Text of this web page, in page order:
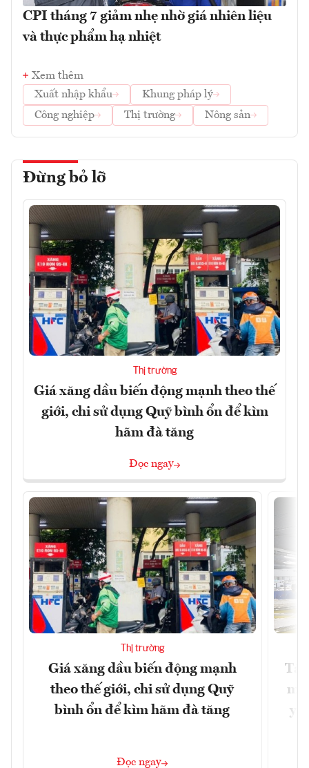
CPI tháng 7 giảm nhẹ nhờ giá nhiên liệu
và thực phẩm hạ nhiệt
Xem thêm
Xuất nhập khẩu
Khung pháp lý
Công nghiệp
Thị trường Nông sản
Đừng bỏ lỡ
Thị trường
Giá xăng dầu biến động mạnh theo thế
giới, chi sử dụng Quỹ bình ổn để kìm
hãm đà tăng
Đọc ngay
Thị trường
Giá xăng dầu biến động mạnh
theo thế giới, chi sử dụng Quỹ
bình ổn để kìm hãm đà tăng
Đọc ngay